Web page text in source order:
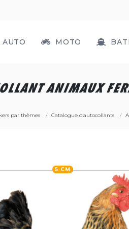
AUTO MOTO
ANIMAUX
par thèmes Catalogue d'autocollants
5 CM